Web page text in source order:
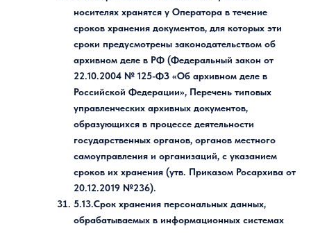
носителях хранятся у Оператора в течение
сроков хранения документов, для которых эти
сроки предусмотрены законодательством об
архивном деле в РФ (Федеральный закон от
22.10.2004 № 125-ФЗ «Об архивном деле в
Российской Федерации», Перечень типовых
управленческих архивных документов,
образующихся в процессе деятельности
государственных органов, органов местного
самоуправления и организаций, с указанием
сроков их хранения (утв. Приказом Росархива от
20.12.2019 №236).
5.13.Срок хранения персональных данных,
обрабатываемых в информационных системах